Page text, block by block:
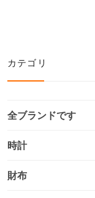
カテゴリ
全ブランドです
時計
財布